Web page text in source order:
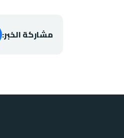
مشاركة الخبر: